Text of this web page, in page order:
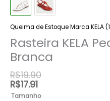
Queima de Estoque Marca KELA
Rasteira KELA
Branca
R$19.90
R$17.91
Tamanho
Pedraria
Gota
Branca